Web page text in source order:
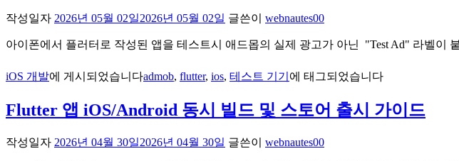
작성일자 2026년 05월 02일2026년 05월 02일 글쓴이 webnautes00
아이폰에서 플러터로 작성된 앱을 테스트시 애드몹의 실제 광고가 아닌 "Test Ad" 라벨이
iOS 개발에 게시되었습니다admob, flutter, ios, 테스트 기기 에 태그되었습니다
Flutter 앱 iOS/Android 동시 빌드 및 스토어 출시 가이드
작성일자 2026년 04월 30일2026년 04월 30일 글쓴이 webnautes00